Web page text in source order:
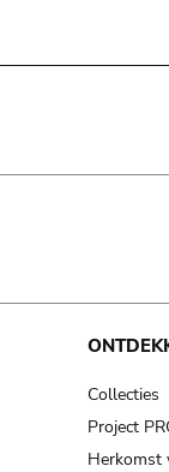
Collecties
Project
Herkomst